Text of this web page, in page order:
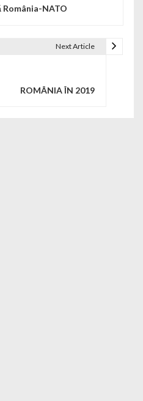
NATO
Next Article
ROMÂNIA ÎN 2019